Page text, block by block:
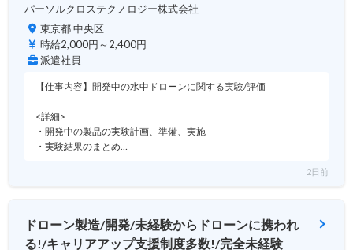
パーソルクロステクノロジー株式会社
東京都 中央区
時給2,000円～2,400円
派遣社員
【仕事内容】開発中の水中ドローンに関する実験/評価
<詳細>
・開発中の製品の実験計画、準備、実施
・実験結果のまとめ…
2日前
ドローン製造/開発/未経験からドローンに携われ
る!/キャリアアップ支援制度多数!/完全未経験